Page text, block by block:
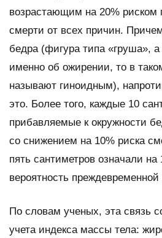
возрастающим на 20% риском
смерти от всех причин.
бедра (фигура типа «груша», а
именно об ожирении, то в
называют гиноидным),
это. Более того, каждые 10
прибавляемые к окружности
со снижением на 10% риска
пять сантиметров означали
вероятность
По словам ученых, эта связь
учета индекса массы тела: